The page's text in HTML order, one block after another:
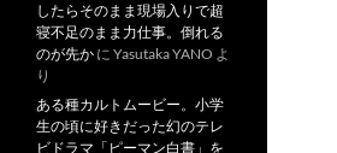
したらそのまま現場入りで超
寝不足のまま力仕事。倒れる
のが先か に Yasutaka YANO よ
り
ある種カルトムービー。小学
生の頃に好きだった幻のテレ
ビドラマ「ピーマン白書」を